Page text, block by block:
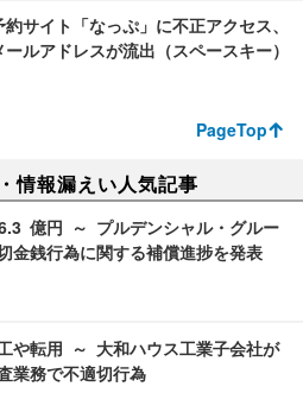
サイト「なっぷ」に不正アクセス、
ルアドレスが流出（スペースキー）
PageTop
情報漏えい人気記事
億円 ～ プルデンシャル・グルー
金銭行為に関する補償進捗を発表
や転用 ～ 大和ハウス工業子会社が
業務で不適切行為